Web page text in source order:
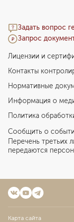
Задать вопрос
Запрос
Лицензии и
Контакты
Нормативные
Информация о
Политика
Сообщить о
Перечень третьих
передаются
Карта сайта